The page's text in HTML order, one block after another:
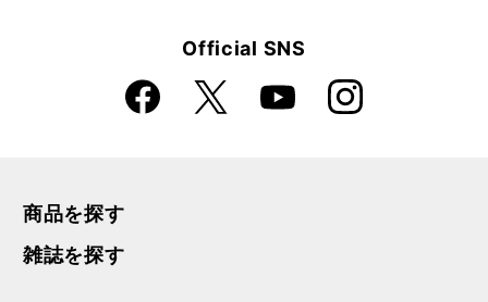
Official SNS
Faceboo
k
X YouTube Instagra
m
商品を探す
雑誌を探す